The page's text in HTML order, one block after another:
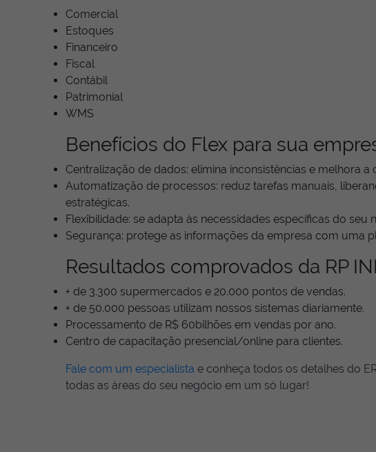
Comercial
Estoques
Financeiro
Fiscal
Contábil
Patrimonial
WMS
Benefícios do Flex para sua
Centralização de dados: elimina inconsistências e melhora
Automatização de processos: reduz tarefas manuais,
estratégicas.
Flexibilidade: se adapta às necessidades específicas do seu
Segurança: protege as informações da empresa com uma
Resultados comprovados da RP
+ de 3.300 supermercados e 20.000 pontos de vendas.
+ de 50.000 pessoas utilizam nossos sistemas diariamente.
Processamento de R$ 60bilhões em vendas por ano.
Centro de capacitação presencial/online para clientes.
Fale com um especialista e conheça todos os detalhes do
todas as áreas do seu negócio em um só lugar!